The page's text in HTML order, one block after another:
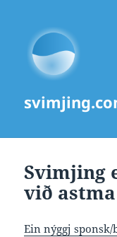
Svimjing
við astma
Ein nýggj